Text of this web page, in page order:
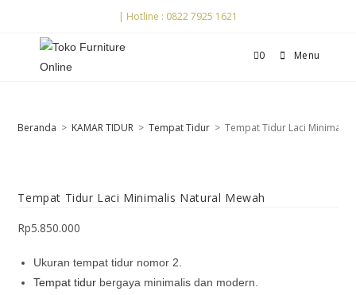
| Hotline : 0822 7925 1621
0 Menu
Beranda > KAMAR TIDUR > Tempat Tidur > Tempat Tidur Laci Minimalis
Tempat Tidur Laci Minimalis Natural Mewah
Rp5.850.000
Ukuran tempat tidur nomor 2.
Tempat tidur bergaya minimalis dan modern.